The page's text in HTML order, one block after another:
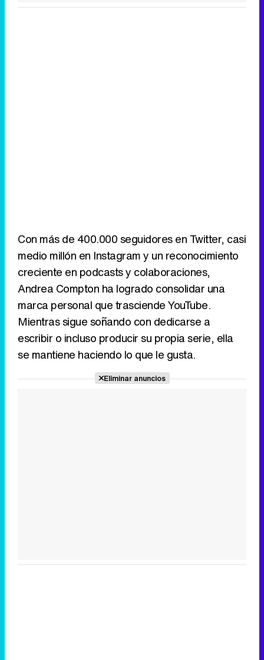
Con más de 400.000 seguidores en Twitter, casi
medio millón en Instagram y un reconocimiento
creciente en podcasts y colaboraciones,
Andrea Compton ha logrado consolidar una
marca personal que trasciende YouTube.
Mientras sigue soñando con dedicarse a
escribir o incluso producir su propia serie, ella
se mantiene haciendo lo que le gusta.
Eliminar anuncios